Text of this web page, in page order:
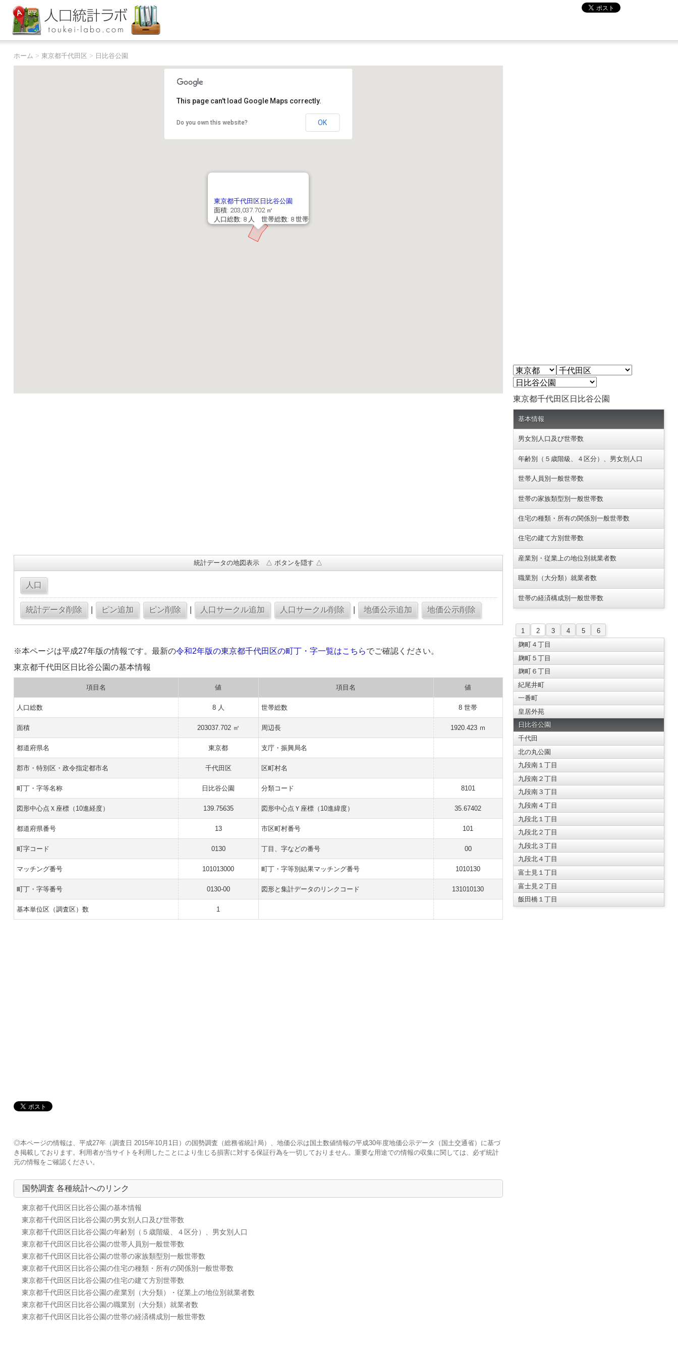
ホーム > 東京都千代田区 > 日比谷公園
東京都千代田区日比谷公園
面積: 203,037.702 ㎡
人口総数: 8 人 世帯総数: 8 世帯
This page can't load Google Maps correctly.
Do you own this website? OK
統計データの地図表示 △ ボタンを隠す △
※本ページは平成27年版の情報です。最新の令和2年版の東京都千代田区の町丁・字一覧はこちらでご確認ください。
東京都千代田区日比谷公園の基本情報
項目名 値 項目名 値
人口総数 8 人 世帯総数 8 世帯
面積 203037.702 ㎡ 周辺長 1920.423 ｍ
都道府県名 東京都 支庁・振興局名
郡市・特別区・政令指定都市名 千代田区 区町村名
町丁・字等名称 日比谷公園 分類コード 8101
図形中心点Ｘ座標（10進経度） 139.75635 図形中心点Ｙ座標（10進緯度） 35.67402
都道府県番号 13 市区町村番号 101
町字コード 0130 丁目、字などの番号 00
マッチング番号 101013000 町丁・字等別結果マッチング番号 1010130
町丁・字等番号 0130-00 図形と集計データのリンクコード 131010130
基本単位区（調査区）数 1
◎本ページの情報は、平成27年（調査日 2015年10月1日）の国勢調査（総務省統計局）、地価公示は国土数値情報の平成30年度地価公示データ（国土交通省）に基づ
き掲載しております。利用者が当サイトを利用したことにより生じる損害に対する保証行為を一切しておりません。重要な用途での情報の収集に関しては、必ず統計
元の情報をご確認ください。
国勢調査 各種統計へのリンク
東京都千代田区日比谷公園の基本情報
東京都千代田区日比谷公園の男女別人口及び世帯数
東京都千代田区日比谷公園の年齢別（５歳階級、４区分）、男女別人口
東京都千代田区日比谷公園の世帯人員別一般世帯数
東京都千代田区日比谷公園の世帯の家族類型別一般世帯数
東京都千代田区日比谷公園の住宅の種類・所有の関係別一般世帯数
東京都千代田区日比谷公園の住宅の建て方別世帯数
東京都千代田区日比谷公園の産業別（大分類）・従業上の地位別就業者数
東京都千代田区日比谷公園の職業別（大分類）就業者数
東京都千代田区日比谷公園の世帯の経済構成別一般世帯数
東京都千代田区日比谷公園
基本情報
男女別人口及び世帯数
年齢別（５歳階級、４区分）、男女別人口
世帯人員別一般世帯数
世帯の家族類型別一般世帯数
住宅の種類・所有の関係別一般世帯数
住宅の建て方別世帯数
産業別・従業上の地位別就業者数
職業別（大分類）就業者数
世帯の経済構成別一般世帯数
1 2 3 4 5
6
麹町４丁目
麹町５丁目
麹町６丁目
紀尾井町
一番町
皇居外苑
日比谷公園
千代田
北の丸公園
九段南１丁目
九段南２丁目
九段南３丁目
九段南４丁目
九段北１丁目
九段北２丁目
九段北３丁目
九段北４丁目
富士見１丁目
富士見２丁目
飯田橋１丁目